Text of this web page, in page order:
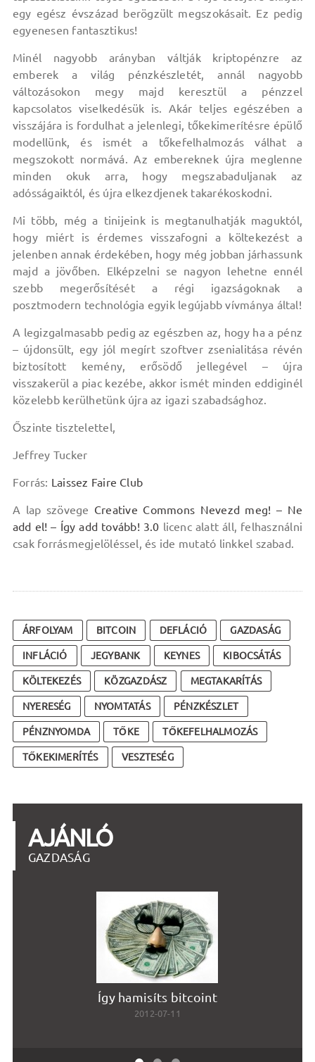
egy egész évszázad berögzült megszokásait. Ez pedig
egyenesen fantasztikus!
Minél nagyobb arányban váltják kriptopénzre az
emberek a világ pénzkészletét, annál nagyobb
változásokon megy majd keresztül a pénzzel
kapcsolatos viselkedésük is. Akár teljes egészében a
visszájára is fordulhat a jelenlegi, tőkekimerítésre épülő
modellünk, és ismét a tőkefelhalmozás válhat a
megszokott normává. Az embereknek újra meglenne
minden okuk arra, hogy megszabaduljanak az
adósságaiktól, és újra elkezdjenek takarékoskodni.
Mi több, még a tinijeink is megtanulhatják maguktól,
hogy miért is érdemes visszafogni a költekezést a
jelenben annak érdekében, hogy még jobban járhassunk
majd a jövőben. Elképzelni se nagyon lehetne ennél
szebb megerősítését a régi igazságoknak a
posztmodern technológia egyik legújabb vívmánya által!
A legizgalmasabb pedig az egészben az, hogy ha a pénz
– újdonsült, egy jól megírt szoftver zsenialitása révén
biztosított kemény, erősödő jellegével – újra
visszakerül a piac kezébe, akkor ismét minden eddiginél
közelebb kerülhetünk újra az igazi szabadsághoz.
Őszinte tisztelettel,
Jeffrey Tucker
Forrás: Laissez Faire Club
A lap szövege Creative Commons Nevezd meg! – Ne
add el! – Így add tovább! 3.0 licenc alatt áll, felhasználni
csak forrásmegjelöléssel, és ide mutató linkkel szabad.
ÁRFOLYAM BITCOIN DEFLÁCIÓ GAZDASÁG
INFLÁCIÓ JEGYBANK KEYNES KIBOCSÁTÁS
KÖLTEKEZÉS KÖZGAZDÁSZ MEGTAKARÍTÁS
NYERESÉG NYOMTATÁS PÉNZKÉSZLET
PÉNZNYOMDA TŐKE TŐKEFELHALMOZÁS
TŐKEKIMERÍTÉS VESZTESÉG
AJÁNLÓ
GAZDASÁG
Így hamisíts bitcoint
2012-07-11